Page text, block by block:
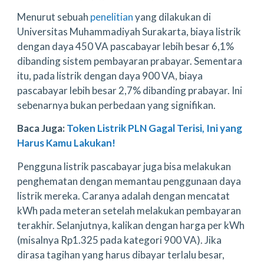
Menurut sebuah penelitianyang dilakukan di
Universitas Muhammadiyah Surakarta, biaya listrik
dengan daya 450 VA pascabayar lebih besar 6,1%
dibanding sistem pembayaran prabayar. Sementara
itu, pada listrik dengan daya 900 VA, biaya
pascabayar lebih besar 2,7% dibanding prabayar. Ini
sebenarnya bukan perbedaan yang signifikan.
Baca Juga:Token Listrik PLN Gagal Terisi, Ini yang
Harus Kamu Lakukan!
Pengguna listrik pascabayar juga bisa melakukan
penghematan dengan memantau penggunaan daya
listrik mereka. Caranya adalah dengan mencatat
kWh pada meteran setelah melakukan pembayaran
terakhir. Selanjutnya, kalikan dengan harga per kWh
(misalnya Rp1.325 pada kategori 900 VA). Jika
dirasa tagihan yang harus dibayar terlalu besar,